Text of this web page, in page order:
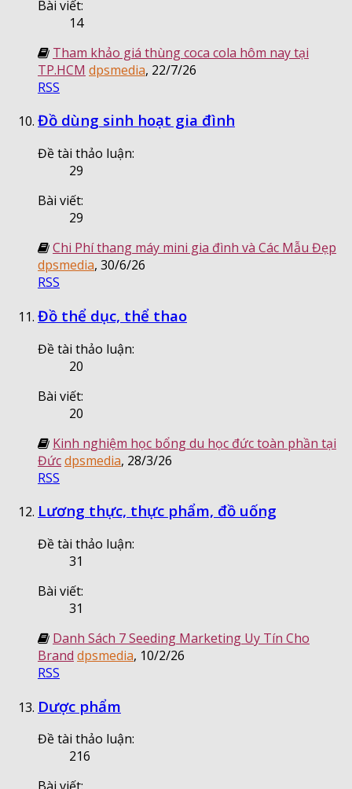
Bài viết:
14
Tham khảo giá thùng coca cola hôm nay tại
TP.HCM dpsmedia, 22/7/26
RSS
Đồ dùng sinh hoạt gia đình
Đề tài thảo luận:
29
Bài viết:
29
Chi Phí thang máy mini gia đình và Các Mẫu Đẹp
dpsmedia, 30/6/26
RSS
Đồ thể dục, thể thao
Đề tài thảo luận:
20
Bài viết:
20
Kinh nghiệm học bổng du học đức toàn phần tại
Đứcdpsmedia, 28/3/26
RSS
Lương thực, thực phẩm, đồ uống
Đề tài thảo luận:
31
Bài viết:
31
Danh Sách 7 Seeding Marketing Uy Tín Cho
Brand dpsmedia, 10/2/26
RSS
Dược phẩm
Đề tài thảo luận:
216